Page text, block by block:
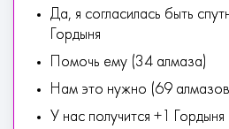
Да, я согласилась быть
Гордыня
Помочь ему (34 алмаза)
Нам это нужно (69
У нас получится +1 Гордыня